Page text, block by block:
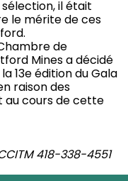
il était
le mérite de ces
de
Mines a décidé
13e édition du Gala
raison des
au cours de cette
418-338-4551